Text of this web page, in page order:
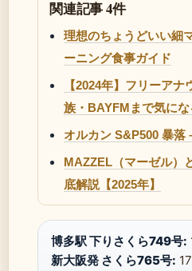
関連記事 4件
理想のちょうどいい細
ーニング食事ガイド
【2024年】フリーア
族・BAYFMまで気に
オルカン S&P500 暴落
MAZZEL（マーゼル）
底解説【2025年】
博多駅 下りさくら749号:
新大阪発 さくら765号: